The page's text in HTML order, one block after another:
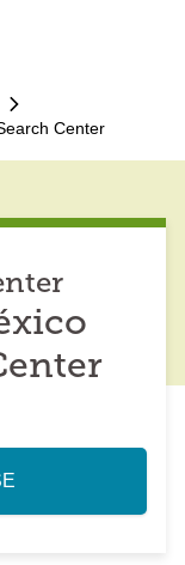
Center